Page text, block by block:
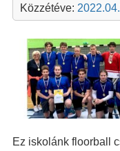
Közzétéve:
Ez iskolánk floorball